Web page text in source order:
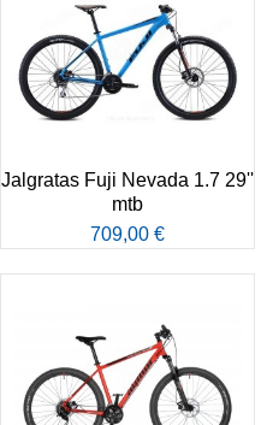
Jalgratas Fuji Nevada 1.7 29''
mtb
709,00 €